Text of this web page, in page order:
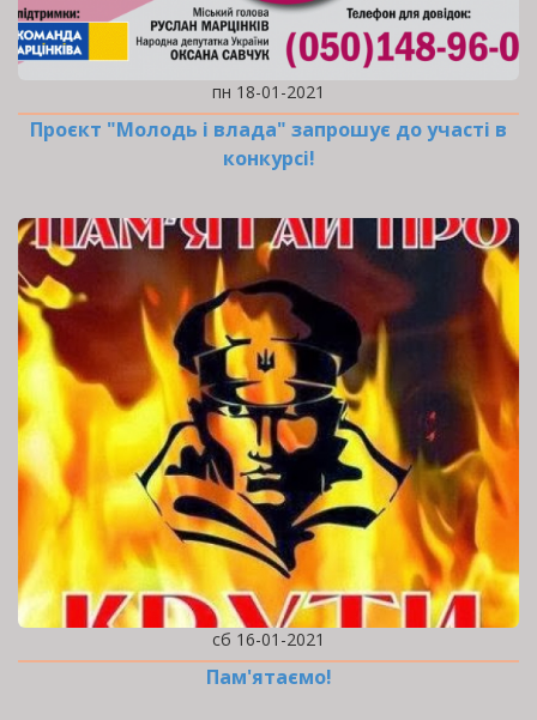
пн 18-01-2021
Проєкт "Молодь і влада" запрошує до участі в
конкурсі!
сб 16-01-2021
Пам'ятаємо!